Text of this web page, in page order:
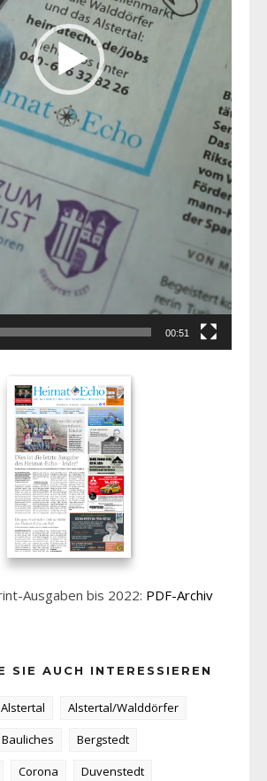
00:51
Ausgaben bis 2022: PDF-Archiv
SIE AUCH INTERESSIEREN
Alstertal
Alstertal/Walddörfer
Bauliches
Bergstedt
Corona
Duvenstedt